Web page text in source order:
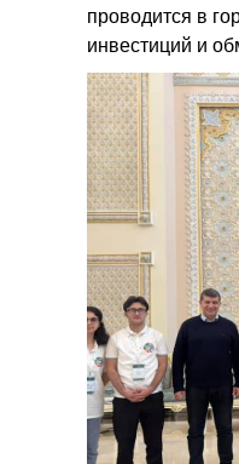
проводится в
инвестиций и